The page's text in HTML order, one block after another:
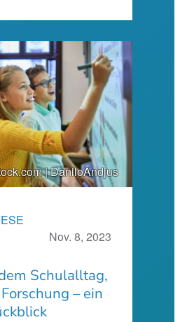
| DaniloAndjus
Nov. 8, 2023
Schulalltag,
– ein